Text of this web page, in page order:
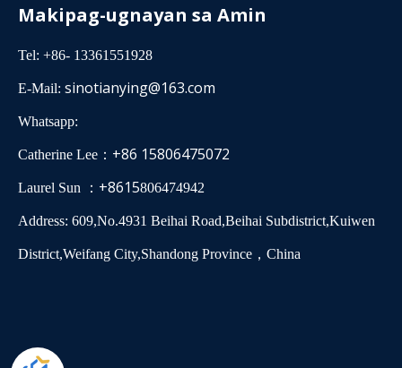
Makipag-ugnayan sa Amin
Tel: +86- 13361551928
E-Mail: sinotianying@163.com
Whatsapp:
Catherine Lee： +86 15806475072
Laurel Sun ： +8615806474942
Address: 609,No.4931 Beihai Road,Beihai Subdistrict,Kuiwen
District,Weifang City,Shandong Province，China